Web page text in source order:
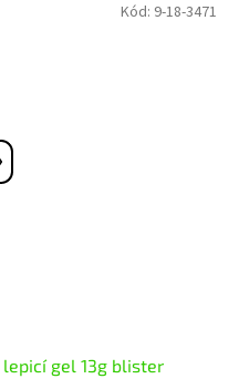
gel 13g blister
Kód: 9-18-3471